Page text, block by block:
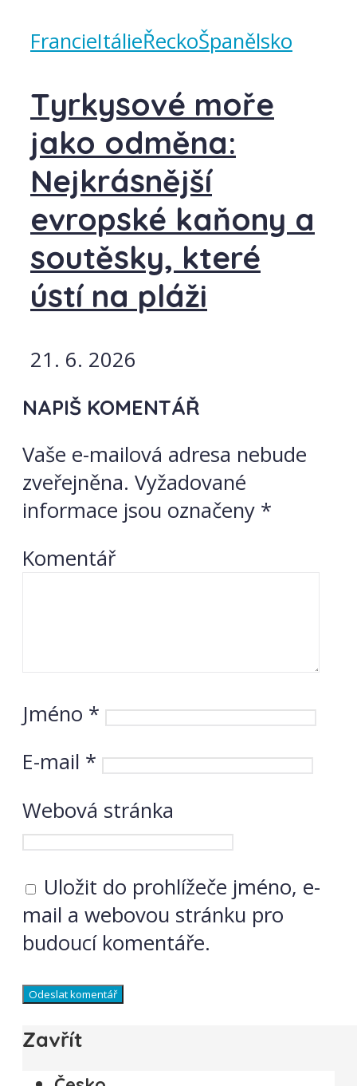
FrancieItálieŘeckoŠpanělsko
Tyrkysové moře
jako odměna:
Nejkrásnější
evropské kaňony a
soutěsky, které
ústí na pláži
21. 6. 2026
NAPIŠ KOMENTÁŘ
Vaše e-mailová adresa nebude
zveřejněna. Vyžadované
informace jsou označeny *
Komentář
Jméno *
E-mail *
Webová stránka
Uložit do prohlížeče jméno, e-
mail a webovou stránku pro
budoucí komentáře.
Zavřít